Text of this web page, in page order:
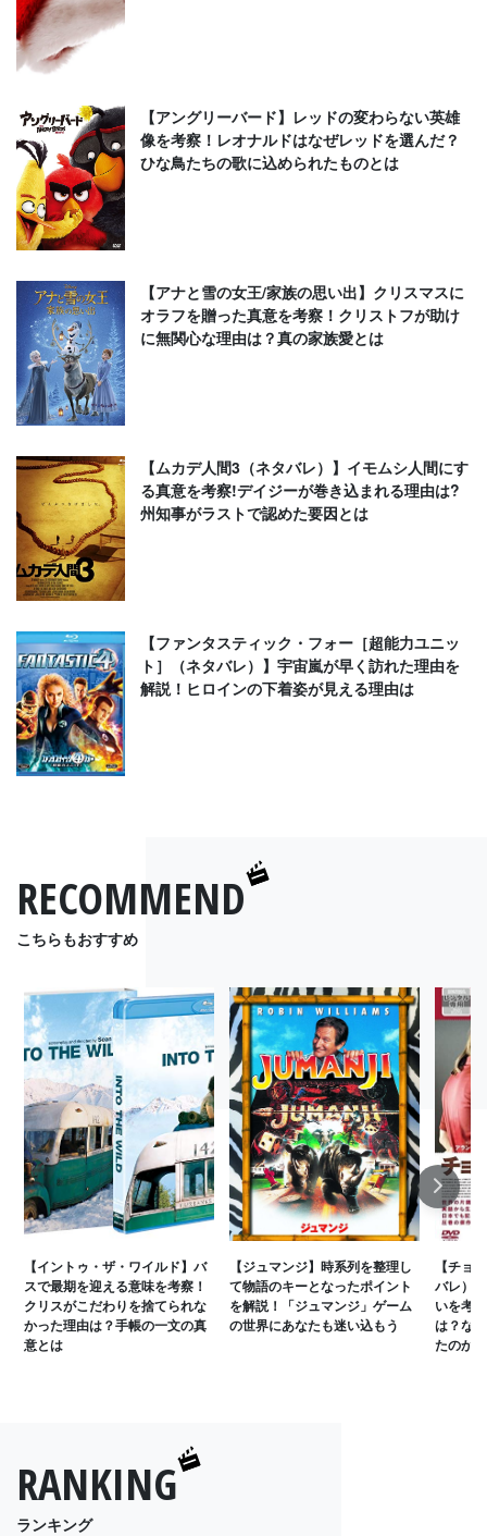
【アングリーバード】レッドの変わらない英雄
像を考察！レオナルドはなぜレッドを選んだ？
ひな鳥たちの歌に込められたものとは
【アナと雪の女王/家族の思い出】クリスマスに
オラフを贈った真意を考察！クリストフが助け
に無関心な理由は？真の家族愛とは
【ムカデ人間3（ネタバレ）】イモムシ人間にす
る真意を考察!デイジーが巻き込まれる理由は?
州知事がラストで認めた要因とは
【ファンタスティック・フォー［超能力ユニッ
ト］（ネタバレ）】宇宙嵐が早く訪れた理由を
解説！ヒロインの下着姿が見える理由は
RECOMMEND
こちらもおすすめ
【イントゥ・ザ・ワイルド】バ
スで最期を迎える意味を考察！
クリスがこだわりを捨てられな
かった理由は？手帳の一文の真
意とは
【ジュマンジ】時系列を整理し
て物語のキーとなったポイント
を解説！「ジュマンジ」ゲーム
の世界にあなたも迷い込もう
【チョ
バレ）
いを考
は？な
たのか
Next
RANKING
ランキング